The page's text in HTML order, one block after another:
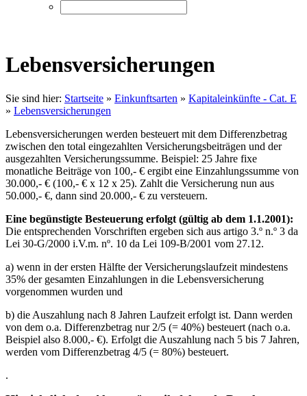
Lebensversicherungen
Sie sind hier: Startseite » Einkunftsarten » Kapitaleinkünfte - Cat. E
» Lebensversicherungen
Lebensversicherungen werden besteuert mit dem Differenzbetrag
zwischen den total eingezahlten Versicherungsbeiträgen und der
ausgezahlten Versicherungssumme. Beispiel: 25 Jahre fixe
monatliche Beiträge von 100,- € ergibt eine Einzahlungssumme von
30.000,- € (100,- € x 12 x 25). Zahlt die Versicherung nun aus
50.000,- €, dann sind 20.000,- € zu versteuern.
Eine begünstigte Besteuerung erfolgt (gültig ab dem 1.1.2001):
Die entsprechenden Vorschriften ergeben sich aus artigo 3.º n.º 3 da
Lei 30-G/2000 i.V.m. nº. 10 da Lei 109-B/2001 vom 27.12.
a) wenn in der ersten Hälfte der Versicherungslaufzeit mindestens
35% der gesamten Einzahlungen in die Lebensversicherung
vorgenommen wurden und
b) die Auszahlung nach 8 Jahren Laufzeit erfolgt ist. Dann werden
von dem o.a. Differenzbetrag nur 2/5 (= 40%) besteuert (nach o.a.
Beispiel also 8.000,- €). Erfolgt die Auszahlung nach 5 bis 7 Jahren,
werden vom Differenzbetrag 4/5 (= 80%) besteuert.
.